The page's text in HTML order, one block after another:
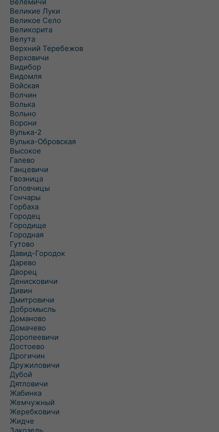
Великие Луки
Великое Село
Великорита
Велута
Верхний Теребежов
Верховичи
Видибор
Видомля
Войская
Волчин
Волька
Вольно
Ворони
Вулька-2
Вулька-Обровская
Высокое
Галево
Ганцевичи
Гвозница
Головчицы
Гончары
Горбаха
Городец
Городище
Городная
Гутово
Давид-Городок
Дарево
Дворец
Денисковичи
Дивин
Дмитровичи
Добромысль
Доманово
Домачево
Доропеевичи
Достоево
Дрогичин
Дружиловичи
Дубой
Дятловичи
Жабинка
Жемчужный
Жеребковичи
Жидче